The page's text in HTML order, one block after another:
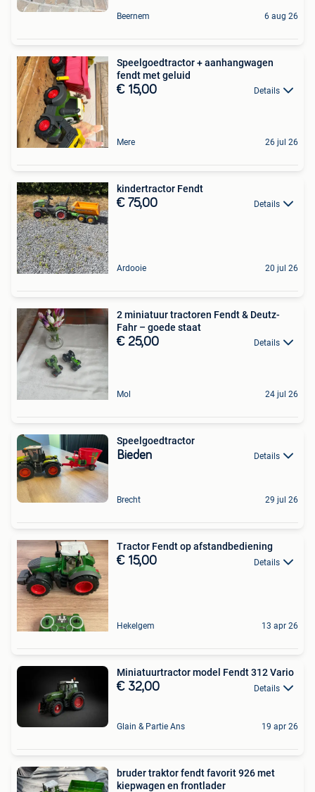
Beernem 6 aug 26
Speelgoedtractor + aanhangwagen
fendt met geluid
€ 15,00 Details
Mere 26 jul 26
kindertractor Fendt
€ 75,00 Details
Ardooie 20 jul 26
2 miniatuur tractoren Fendt & Deutz-
Fahr – goede staat
€ 25,00 Details
Mol 24 jul 26
Speelgoedtractor
Bieden Details
Brecht 29 jul 26
Tractor Fendt op afstandbediening
€ 15,00 Details
Hekelgem 13 apr 26
Miniatuurtractor model Fendt 312 Vario
€ 32,00 Details
Glain & Partie Ans 19 apr 26
bruder traktor fendt favorit 926 met
kiepwagen en frontlader